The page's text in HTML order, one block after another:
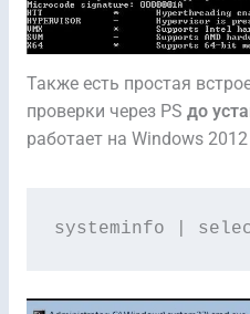
Также есть простая
проверки через PS до
работает на Windows
systeminfo |